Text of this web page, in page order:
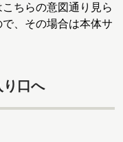
ちらの意図通り見ら
、その場合は本体サ
り口へ